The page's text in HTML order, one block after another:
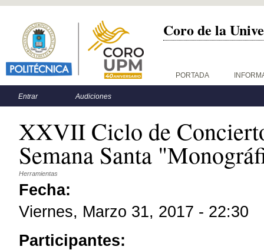
Coro de la
Menú principal PORTADA
Menú secundario
Entrar Audiciones
XXVII Ciclo de
Semana Santa
Herramientas
Fecha:
Viernes, Marzo 31, 2017 - 22:30
Participantes: